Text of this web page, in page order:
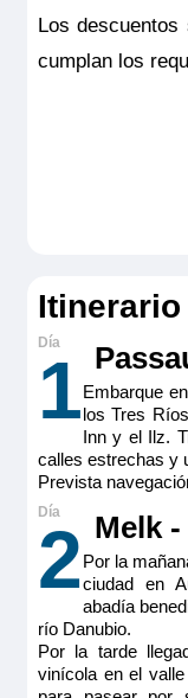
secador de pelo,
WC.
15m2
2
Camarote
(cubierta
exteriores
plana, minibar
secador de pelo,
WC.
Tamaño
15m
2
Los
cumplan los
Itinerario
1Embarque
los Tres
Inn y el Ilz.
calles estrechas y
Prevista
2 Melk
Por la
ciudad en
abadía
río Danubio.
Por la tarde
vinícola en el